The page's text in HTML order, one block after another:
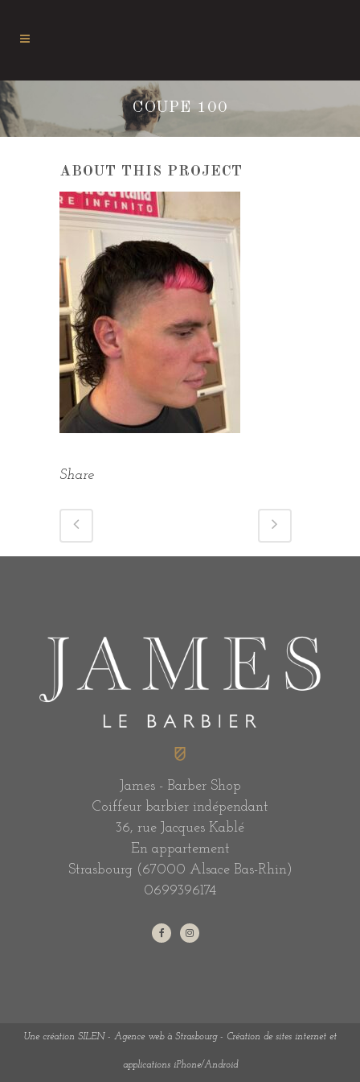
COUPE 100
ABOUT THIS PROJECT
Share
James - Barber Shop
Coiffeur barbier indépendant
36, rue Jacques Kablé
En appartement
Strasbourg (67000 Alsace Bas-Rhin)
0699396174
Une création SILEN - Agence web à Strasbourg - Création de sites internet et
applications iPhone/Android